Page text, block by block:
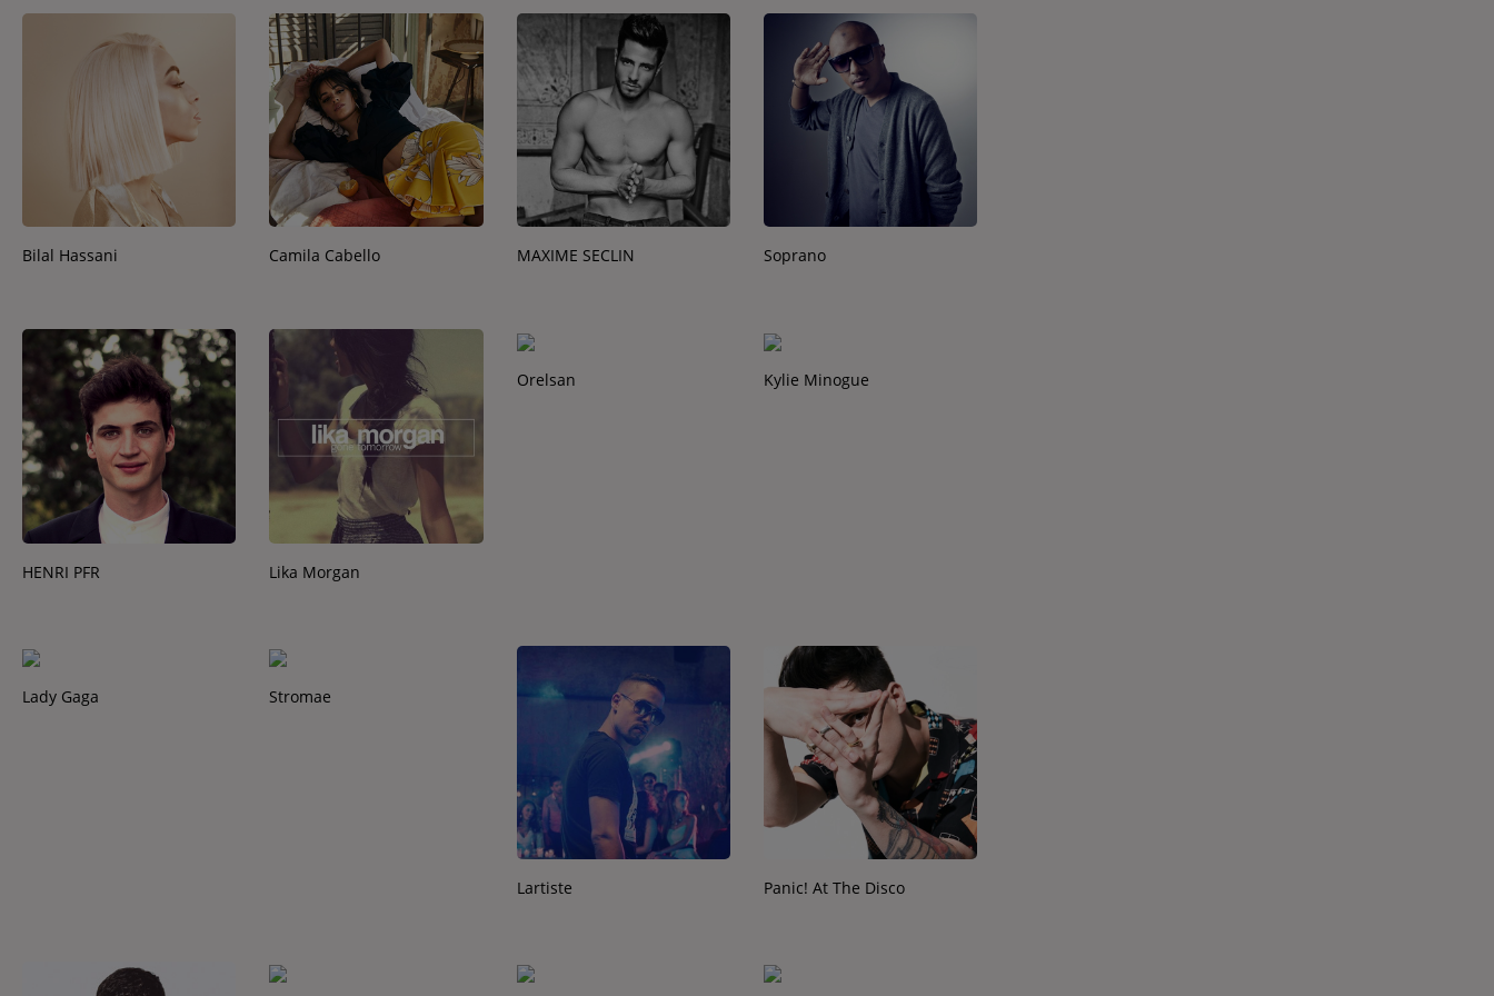
Bilal Hassani Camila Cabello MAXIME SECLIN Soprano
HENRI PFR Lika Morgan
Orelsan Kylie Minogue
Lady Gaga Stromae
Lartiste Panic! At The Disco